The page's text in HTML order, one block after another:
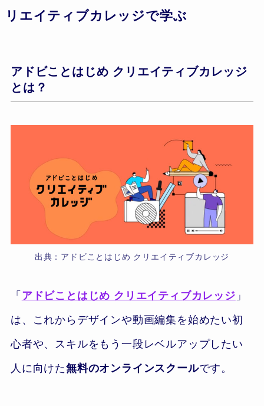
リエイティブカレッジで学ぶ
アドビことはじめ クリエイティブカレッジ
とは？
出典：アドビことはじめ クリエイティブカレッジ
「 アドビことはじめ クリエイティブカレッジ 」
は、これからデザインや動画編集を始めたい初
心者や、スキルをもう一段レベルアップしたい
人に向けた無料のオンラインスクールです。